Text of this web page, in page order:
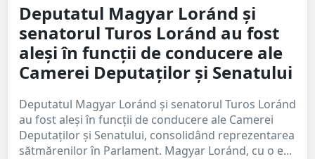
Deputatul Magyar Loránd și
senatorul Turos Loránd au fost
aleși în funcții de conducere ale
Camerei Deputaților și Senatului
Deputatul Magyar Loránd și senatorul Turos Loránd
au fost aleși în funcții de conducere ale Camerei
Deputaților și Senatului, consolidând reprezentarea
sătmărenilor în Parlament. Magyar Loránd, cu o e...